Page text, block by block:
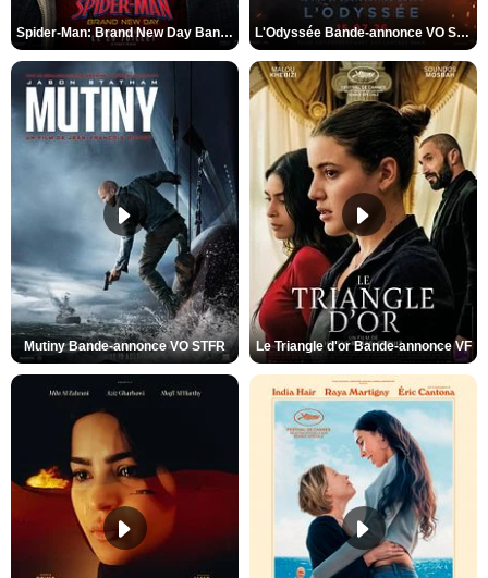
Spider-Man: Brand New Day Bande-annonce VO STFR L'Odyssée Bande-annonce VO STFR
Mutiny Bande-annonce VO STFR Le Triangle d'or Bande-annonce VF